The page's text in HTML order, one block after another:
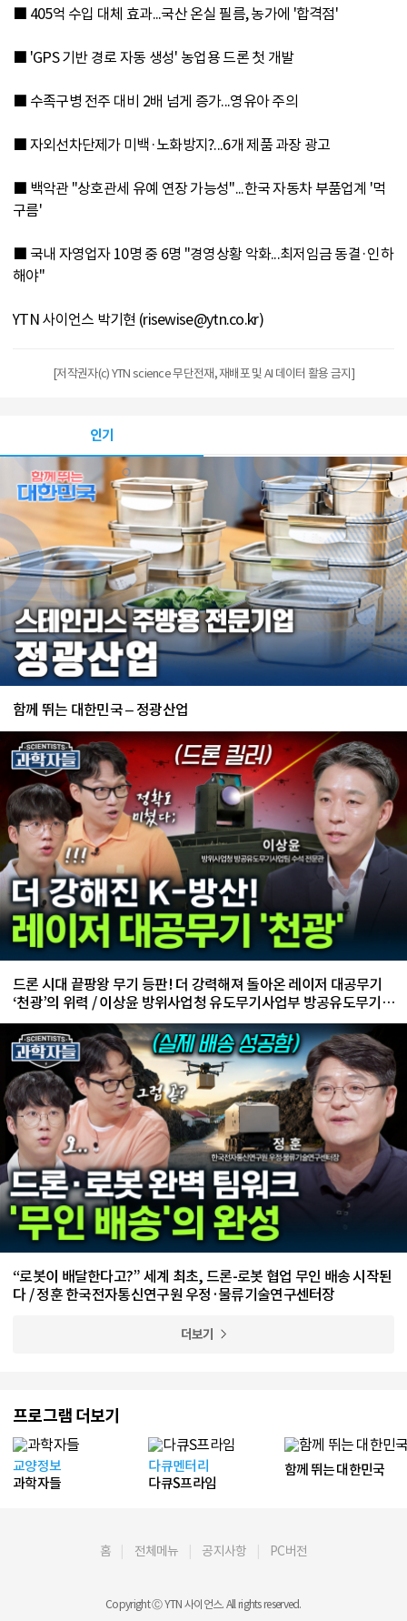
■ 405억 수입 대체 효과...국산 온실 필름, 농가에 '합격점'
■ 'GPS 기반 경로 자동 생성' 농업용 드론 첫 개발
■ 수족구병 전주 대비 2배 넘게 증가...영유아 주의
■ 자외선차단제가 미백·노화방지?...6개 제품 과장 광고
■ 백악관 "상호관세 유예 연장 가능성"...한국 자동차 부품업계 '먹
구름'
■ 국내 자영업자 10명 중 6명 "경영상황 악화...최저임금 동결·인하
해야"
YTN 사이언스 박기현 (risewise@ytn.co.kr)
[저작권자(c) YTN science 무단전재, 재배포 및 AI 데이터 활용 금지]
인기
함께 뛰는 대한민국 – 정광산업
드론 시대 끝팡왕 무기 등판! 더 강력해져 돌아온 레이저 대공무기
‘천광’의 위력 / 이상윤 방위사업청 유도무기사업부 방공유도무기사
업팀 수석 전문관
“로봇이 배달한다고?” 세계 최초, 드론-로봇 협업 무인 배송 시작된
다 / 정훈 한국전자통신연구원 우정·물류기술연구센터장
더보기
프로그램 더보기
교양정보
과학자들
다큐멘터리
다큐S프라임
함께 뛰는 대한민국
홈 전체메뉴 공지사항 PC버전
Copyright Ⓒ YTN 사이언스. All rights reserved.